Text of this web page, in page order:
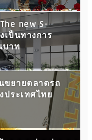
new S-
เป็นทางการ
บาท
ขยายตลาดรถ
ประเทศไทย